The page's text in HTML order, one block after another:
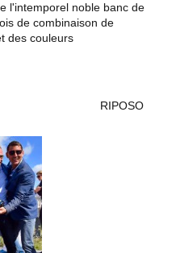
l'intemporel noble banc de
de combinaison de
des couleurs
RIPOSO